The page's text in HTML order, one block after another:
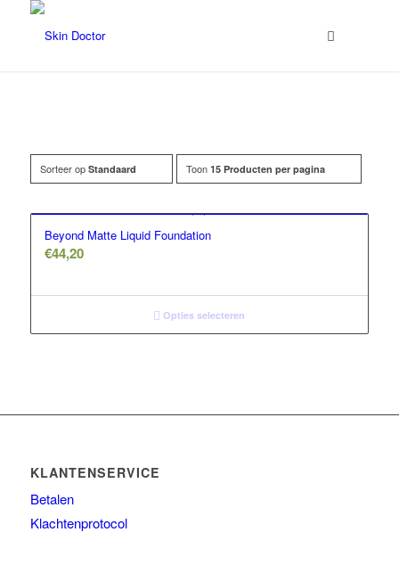
Filter assortiment
Coco en sebas
Luxuriuous Gift Sets
Ref stockholm Box
Huidconditie
Sorteer op Standaard Toon 15 Producten per pagina
Beyond Matte Liquid Foundation
€44,20
Opties selecteren
KLANTENSERVICE
Betalen
Klachtenprotocol